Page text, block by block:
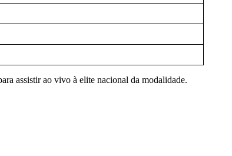
assistir ao vivo à elite nacional da modalidade.